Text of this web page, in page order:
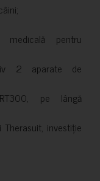
pentru
2 aparate de
pe lângă
investiție